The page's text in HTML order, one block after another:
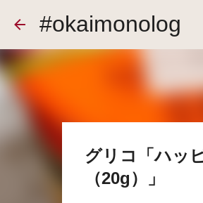
#okaimonolog
グリコ「ハッ
（20g）」